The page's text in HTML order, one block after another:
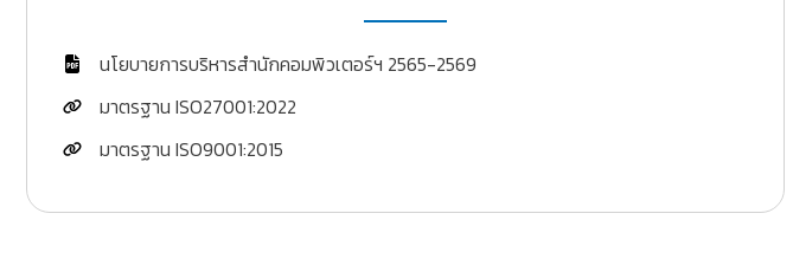
นโยบายการบริหารสำนักคอมพิวเตอร์ฯ 2565-2569
มาตรฐาน ISO27001:2022
มาตรฐาน ISO9001:2015